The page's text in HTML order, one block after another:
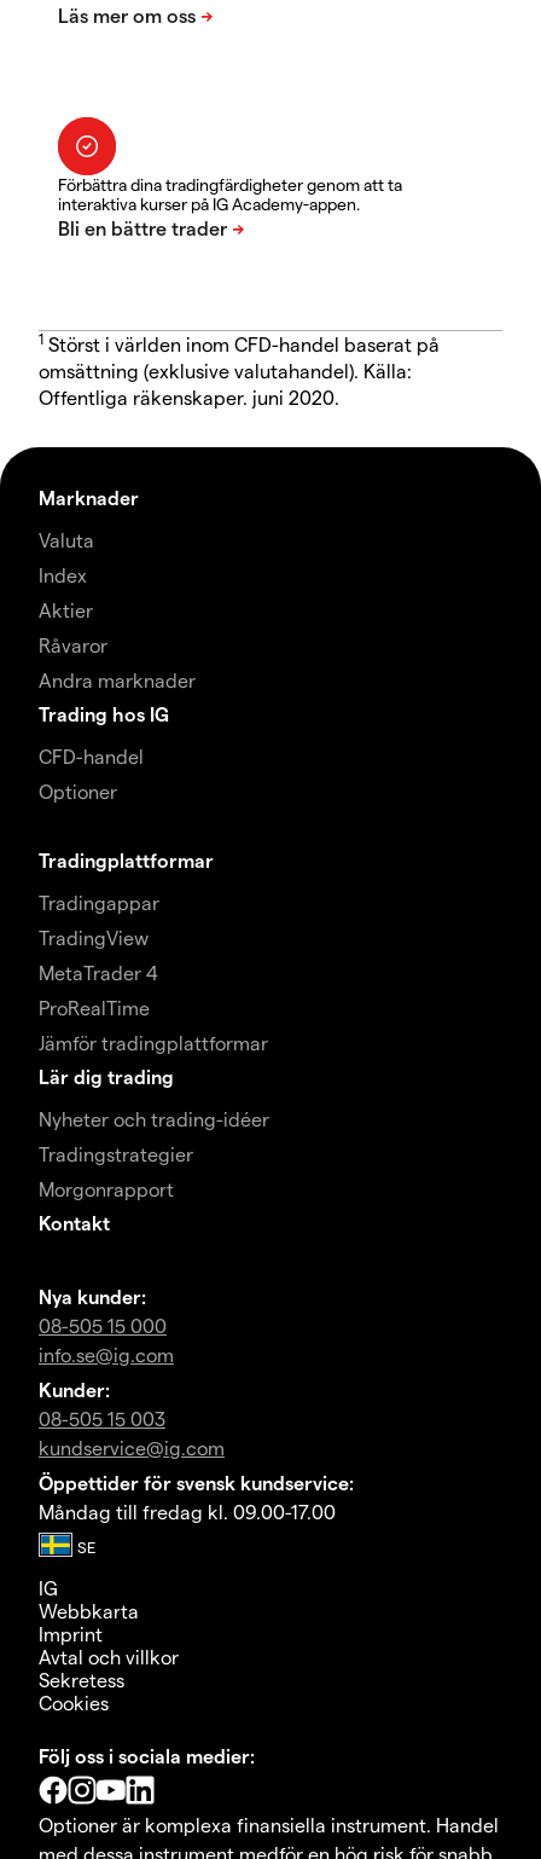
Förbättra dina tradingfärdigheter genom att ta
interaktiva kurser på IG Academy-appen.
1 Störst i världen inom CFD-handel baserat på
omsättning (exklusive valutahandel). Källa:
Offentliga räkenskaper. juni 2020.
Marknader
Valuta
Index
Aktier
Råvaror
Andra marknader
Trading hos IG
CFD-handel
Optioner
Tradingplattformar
Tradingappar
TradingView
MetaTrader 4
ProRealTime
Jämför tradingplattformar
Lär dig trading
Nyheter och trading-idéer
Tradingstrategier
Morgonrapport
Kontakt
Nya kunder:
08-505 15 000
info.se@ig.com
Kunder:
08-505 15 003
kundservice@ig.com
Öppettider för svensk kundservice:
Måndag till fredag kl. 09.00-17.00
IG
Webbkarta
Imprint
Avtal och villkor
Sekretess
Cookies
Följ oss i sociala medier:
Optioner är komplexa finansiella instrument. Handel
med dessa instrument medför en hög risk för snabb